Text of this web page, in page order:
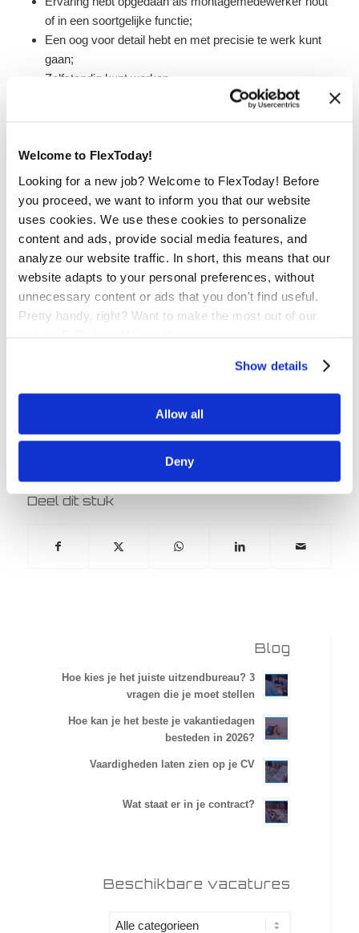
Welcome to FlexToday!
Looking for a new job? Welcome to FlexToday! Before
you proceed, we want to inform you that our website
uses cookies. We use these cookies to personalize
content and ads, provide social media features, and
analyze our website traffic. In short, this means that our
website adapts to your personal preferences, without
unnecessary content or ads that you don't find useful.
Pretty handy, right? Want to make the most out of our
Show details
Allow all
Deny
of in een soortgelijke functie;
Een oog voor detail hebt en met precisie te werk kunt
gaan;
Zelfstandig kunt werken.
Ben je enthousiast geworden over de rol van
montagemedewerker hout in de logistieke sector? Druk op
de solliciteer knop en stuur ons je cv en motivatie. We
nemen zo snel mogelijk contact met je op!
Heb je vragen over de vacature montagemedewerker hout
in Eindhoven? Neem dan contact op met Niels Galjaard
via 06-22405082 of stuur een e-mail naar
niels.galjaard@flextoday.nl.
Contactpersoon
Deel dit stuk
Blog
Hoe kies je het juiste uitzendbureau? 3
vragen die je moet stellen
Hoe kan je het beste je vakantiedagen
besteden in 2026?
Vaardigheden laten zien op je CV
Wat staat er in je contract?
Beschikbare vacatures